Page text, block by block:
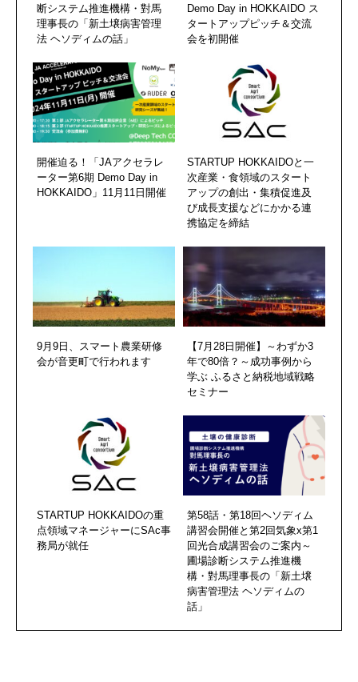
断システム推進機構・對馬
理事長の「新土壌病害管理
法 ヘソディムの話」
Demo Day in HOKKAIDO ス
タートアップピッチ＆交流
会を初開催
開催迫る！「JAアクセラレ
ーター第6期 Demo Day in
HOKKAIDO」11月11日開催
STARTUP HOKKAIDOと一
次産業・食領域のスタート
アップの創出・集積促進及
び成長支援などにかかる連
携協定を締結
9月9日、スマート農業研修
会が音更町で行われます
【7月28日開催】～わずか3
年で80倍？～成功事例から
学ぶ ふるさと納税地域戦略
セミナー
STARTUP HOKKAIDOの重
点領域マネージャーにSAc事
務局が就任
第58話・第18回ヘソディム
講習会開催と第2回気象x第1
回光合成講習会のご案内～
圃場診断システム推進機
構・對馬理事長の「新土壌
病害管理法 ヘソディムの
話」